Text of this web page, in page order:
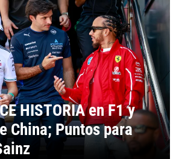
HISTORIA en F1 y
China; Puntos para